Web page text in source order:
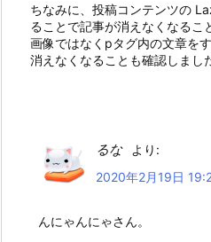
ちなみに、投稿コンテンツの
ることで記事が消えなくなるこ
画像ではなくpタグ内の文章を
消えなくなることも確認しまし
るな
より:
2020年2月19日
んにゃんにゃさん。